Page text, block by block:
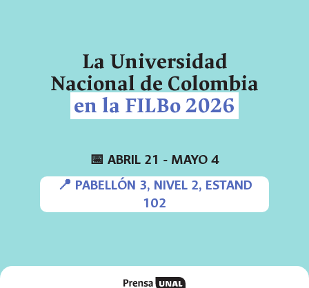
La Universidad
Nacional de Colombia
en la FILBo 2026
📅 ABRIL 21 - MAYO 4
📍 PABELLÓN 3, NIVEL 2, ESTAND
102